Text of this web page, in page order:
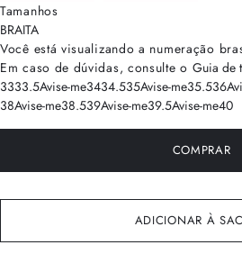
Tamanhos
BRAITA
Você está visualizando a numeração
Em caso de dúvidas, consulte o Guia de
3333.5Avise-me3434.535Avise-me35.536
38Avise-me38.539Avise-me39.5Avise-me40
COMPRAR
ADICIONAR À